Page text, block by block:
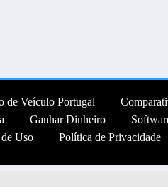
de Veículo Portugal
Ganhar Dinheiro
Uso Política de Privacidade